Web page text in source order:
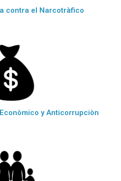
contra el Narcotràfico
y Anticorrupciòn